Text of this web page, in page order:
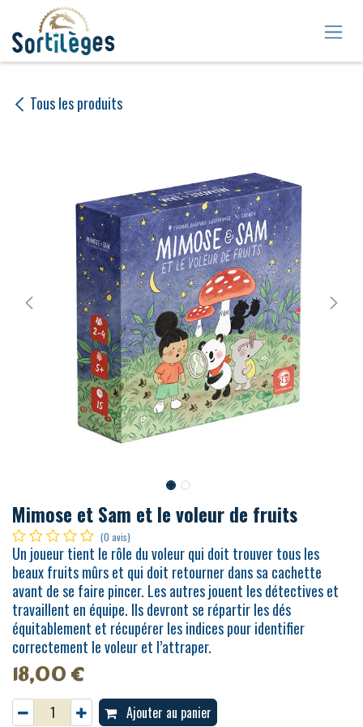
Se rendre au contenu
Tous les produits
Mimose et Sam et le voleur de fruits
(0 avis)
Un joueur tient le rôle du voleur qui doit trouver tous les
beaux fruits mûrs et qui doit retourner dans sa cachette
avant de se faire pincer. Les autres jouent les détectives et
travaillent en équipe. Ils devront se répartir les dés
équitablement et récupérer les indices pour identifier
correctement le voleur et l’attraper.
18,00€
Ajouter au panier